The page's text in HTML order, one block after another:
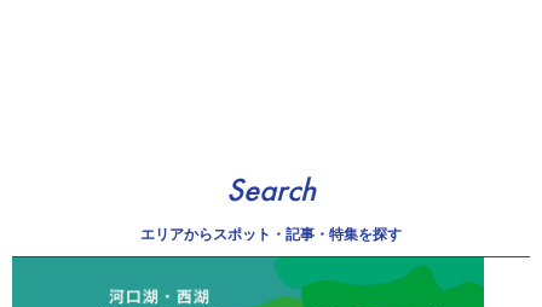
Search
エリアから スポット・記事・特集を探す